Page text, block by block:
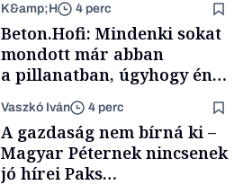
K&amp;H 4 perc
Beton.Hofi: Mindenki sokat
mondott már abban
a pillanatban, úgyhogy én
gondolataimat akartam
kimondani
Vaszkó Iván 4 perc
A gazdaság nem bírná ki –
Magyar Péternek nincsenek
jó hírei Paks